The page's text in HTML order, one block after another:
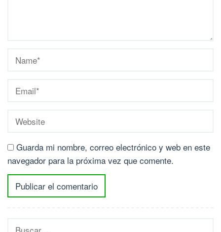
Guarda mi nombre, correo electrónico y web en este
navegador para la próxima vez que comente.
Buscar: